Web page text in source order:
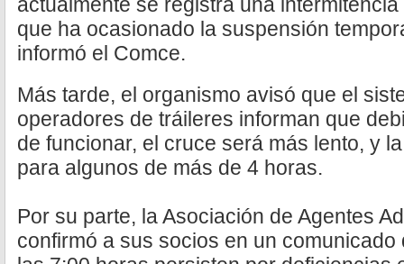
que ha ocasionado la suspensión
informó el Comce.
Más tarde, el organismo avisó que el
operadores de tráileres informan que
de funcionar, el cruce será más lento, y
para algunos de más de 4 horas.
Por su parte, la Asociación de Agentes
confirmó a sus socios en un